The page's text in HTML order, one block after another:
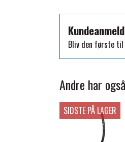
Bliv den første til
Andre har
SIDSTE PÅ LAGER